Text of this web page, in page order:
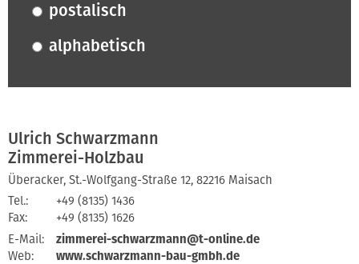
postalisch
alphabetisch
Ulrich Schwarzmann
Zimmerei-Holzbau
Überacker, St.-Wolfgang-Straße 12, 82216 Maisach
Tel.:
+49 (8135) 1436
Fax:
+49 (8135) 1626
E-Mail:
zimmerei-schwarzmann@t-online.de
Web:
www.schwarzmann-bau-gmbh.de